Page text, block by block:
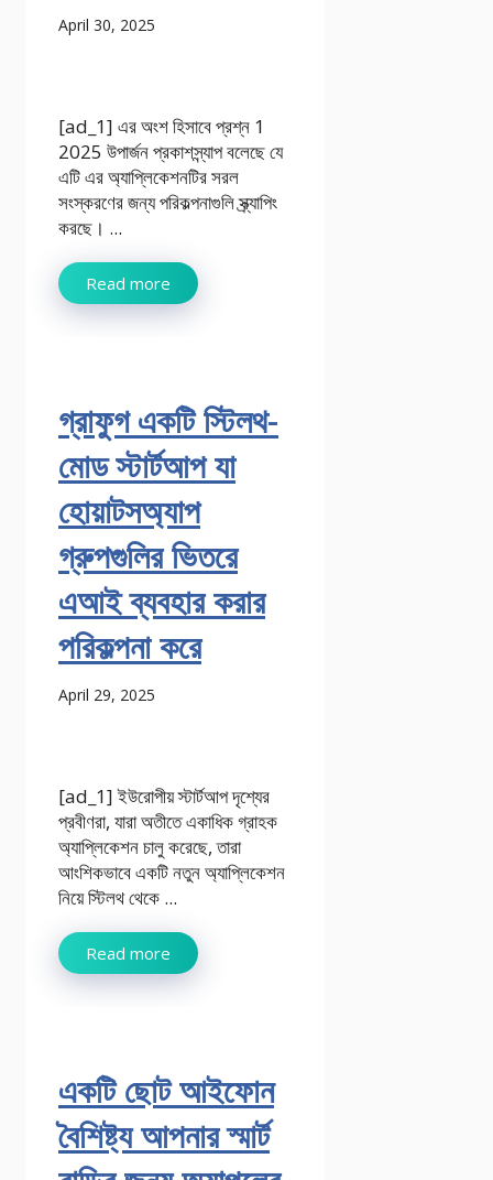
April 30, 2025
[ad_1] এর অংশ হিসাবে প্রশ্ন 1
2025 উপার্জন প্রকাশস্ন্যাপ বলেছে যে
এটি এর অ্যাপ্লিকেশনটির সরল
সংস্করণের জন্য পরিকল্পনাগুলি স্ক্র্যাপিং
করছে। ...
Read more
গ্রাফুগ একটি স্টিলথ-
মোড স্টার্টআপ যা
হোয়াটসঅ্যাপ
গ্রুপগুলির ভিতরে
এআই ব্যবহার করার
পরিকল্পনা করে
April 29, 2025
[ad_1] ইউরোপীয় স্টার্টআপ দৃশ্যের
প্রবীণরা, যারা অতীতে একাধিক গ্রাহক
অ্যাপ্লিকেশন চালু করেছে, তারা
আংশিকভাবে একটি নতুন অ্যাপ্লিকেশন
নিয়ে স্টিলথ থেকে ...
Read more
একটি ছোট আইফোন
বৈশিষ্ট্য আপনার স্মার্ট